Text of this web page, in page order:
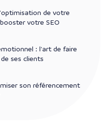
de votre
votre SEO
: l'art de faire
ses clients
son référencement